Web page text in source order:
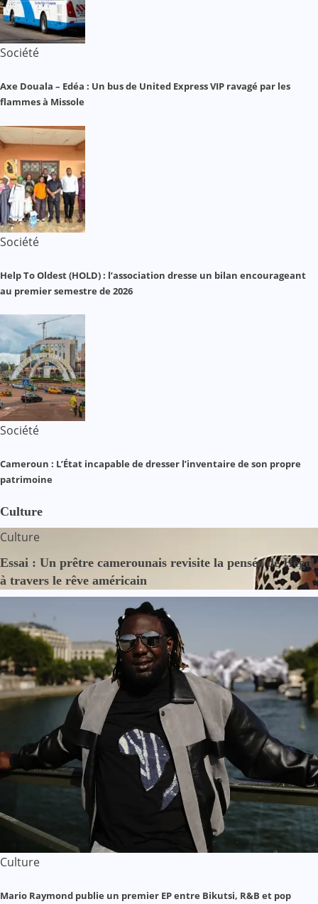
Société
Axe Douala – Edéa : Un bus de United Express VIP ravagé par les
flammes à Missole
Société
Help To Oldest (HOLD) : l’association dresse un bilan encourageant
au premier semestre de 2026
Société
Cameroun : L’État incapable de dresser l’inventaire de son propre
patrimoine
Culture
Culture
Essai : Un prêtre camerounais revisite la pensée de Hegel
à travers le rêve américain
Culture
Mario Raymond publie un premier EP entre Bikutsi, R&B et pop